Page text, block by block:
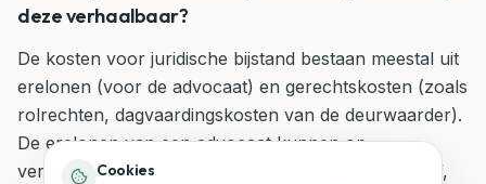
deze verhaalbaar?
De kosten voor juridische bijstand bestaan meestal uit
erelonen (voor de advocaat) en gerechtskosten (zoals
rolrechten, dagvaardingskosten van de deurwaarder).
De erelonen van een advocaat kunnen op
verschillende manieren worden berekend (uurtarief,
Cookies